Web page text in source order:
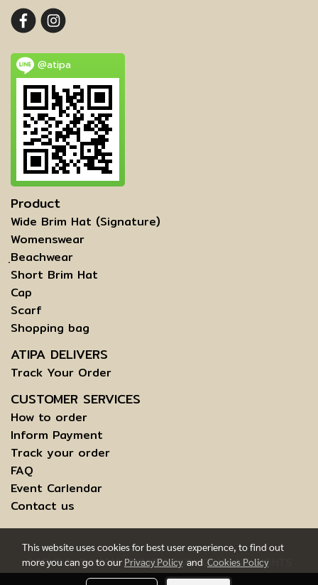
@atipa
Product
Wide Brim Hat (Signature)
Womenswear
ฺBeachwear
Short Brim Hat
Cap
Scarf
Shopping bag
ATIPA DELIVERS
Track Your Order
CUSTOMER SERVICES
How to order
Inform Payment
Track your order
FAQ
Event Carlendar
Contact us
COPYRIGHT © 2015 ATIPABANGKOK.COM - ALL RIGHTS
RESERVED.
This website uses cookies for best user experience, to find out
more you can go to our Privacy Policyand Cookies Policy